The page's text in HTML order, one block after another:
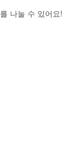
나눌 수 있어요!